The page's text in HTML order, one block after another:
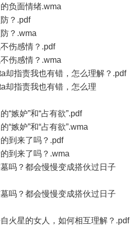
负面情绪.wma
？.pdf
？.wma
伤感情？.pdf
伤感情？.wma
却指责我也有错，怎么理解？.pdf
却指责我也有错，怎么理
“嫉妒”和“占有欲”.pdf
“嫉妒”和“占有欲”.wma
到来了吗？.pdf
到来了吗？.wma
吗？都会慢慢变成搭伙过日子
吗？都会慢慢变成搭伙过日子
火星的女人，如何相互理解？.pdf